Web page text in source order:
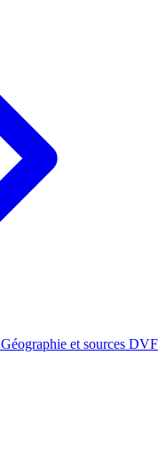
Géographie et sources DVF